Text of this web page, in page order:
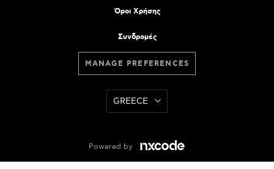
Όροι Χρήσης
Συνδρομές
MANAGE PREFERENCES
GREECE
Powered by